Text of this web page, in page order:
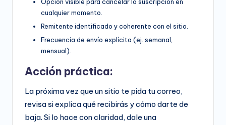
cualquier momento.
Remitente identificado y coherente con el sitio.
Frecuencia de envío explícita (ej. semanal,
mensual).
Acción práctica:
La próxima vez que un sitio te pida tu correo,
revisa si explica qué recibirás y cómo darte de
baja. Si lo hace con claridad, dale una